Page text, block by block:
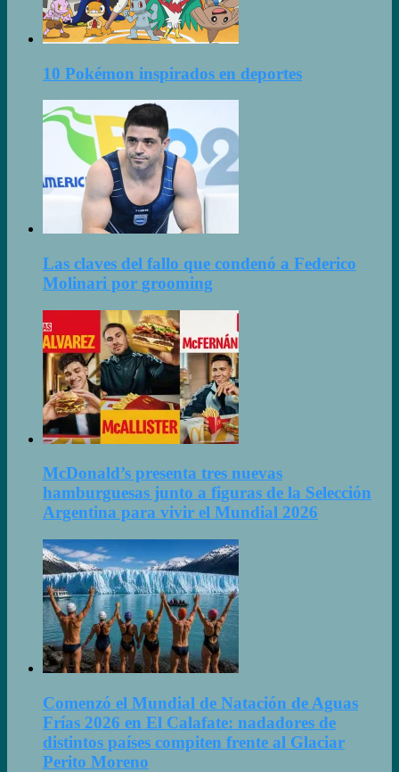
10 Pokémon inspirados en deportes
Las claves del fallo que condenó a Federico
Molinari por grooming
McDonald’s presenta tres nuevas
hamburguesas junto a figuras de la Selección
Argentina para vivir el Mundial 2026
Comenzó el Mundial de Natación de Aguas
Frías 2026 en El Calafate: nadadores de
distintos países compiten frente al Glaciar
Perito Moreno